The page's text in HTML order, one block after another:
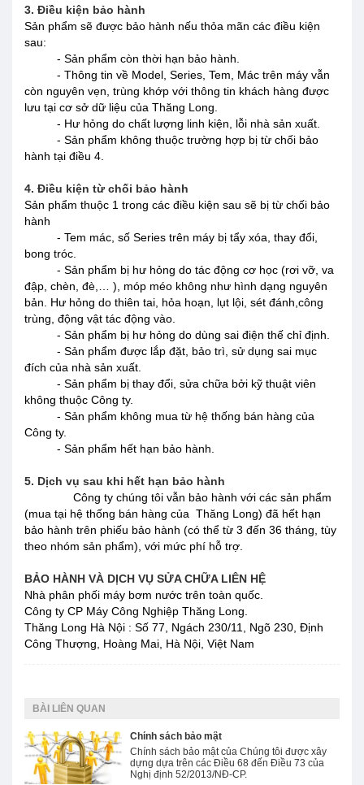
3. Điều kiện bảo hành
Sản phẩm sẽ được bảo hành nếu thỏa mãn các điều kiện
sau:
- Sản phẩm còn thời hạn bảo hành.
- Thông tin về Model, Series, Tem, Mác trên máy vẫn
còn nguyên vẹn, trùng khớp với thông tin khách hàng được
lưu tại cơ sở dữ liệu của Thăng Long.
- Hư hỏng do chất lượng linh kiện, lỗi nhà sản xuất.
- Sản phẩm không thuộc trường hợp bị từ chối bảo
hành tại điều 4.
4. Điều kiện từ chối bảo hành
Sản phẩm thuộc 1 trong các điều kiện sau sẽ bị từ chối bảo
hành
- Tem mác, số Series trên máy bị tẩy xóa, thay đổi,
bong tróc.
- Sản phẩm bị hư hỏng do tác động cơ học (rơi vỡ, va
đập, chèn, đè,… ), móp méo không như hình dạng nguyên
bản. Hư hỏng do thiên tai, hỏa hoạn, lụt lội, sét đánh,công
trùng, động vật tác động vào.
- Sản phẩm bị hư hỏng do dùng sai điện thế chỉ định.
- Sản phẩm được lắp đặt, bảo trì, sử dụng sai mục
đích của nhà sản xuất.
- Sản phẩm bị thay đổi, sửa chữa bởi kỹ thuật viên
không thuộc Công ty.
- Sản phẩm không mua từ hệ thống bán hàng của
Công ty.
- Sản phẩm hết hạn bảo hành.
5. Dịch vụ sau khi hết hạn bảo hành
Công ty chúng tôi vẫn bảo hành với các sản phẩm
(mua tại hệ thống bán hàng của Thăng Long) đã hết hạn
bảo hành trên phiếu bảo hành (có thể từ 3 đến 36 tháng, tùy
theo nhóm sản phẩm), với mức phí hỗ trợ.
BẢO HÀNH VÀ DỊCH VỤ SỬA CHỮA LIÊN HỆ
Nhà phân phối máy bơm nước trên toàn quốc.
Công ty CP Máy Công Nghiệp Thăng Long.
Thăng Long Hà Nội : Số 77, Ngách 230/11, Ngõ 230, Định
Công Thượng, Hoàng Mai, Hà Nội, Việt Nam
BÀI LIÊN QUAN
Chính sách bảo mật
Chính sách bảo mật của Chúng tôi được xây
dựng dựa trên các Điều 68 đến Điều 73 của
Nghị định 52/2013/NĐ-CP.